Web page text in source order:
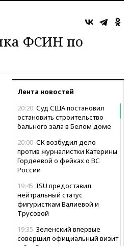
ФСИН по
Лента новостей
20:20 Суд США постановил
остановить строительство
бального зала в Белом доме
20:00 СК возбудил дело
против журналистки Катерины
Гордеевой о фейках о ВС
России
19:45 ISU предоставил
нейтральный статус
фигуристкам Валиевой и
Трусовой
19:35 Зеленский впервые
совершил официальный визит